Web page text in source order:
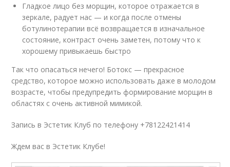
Гладкое лицо без морщин, которое отражается в
зеркале, радует нас — и когда после отмены
ботулинотерапии всё возвращается в изначальное
состояние, контраст очень заметен, потому что к
хорошему привыкаешь быстро
Так что опасаться нечего! Ботокс — прекрасное
средство, которое можно использовать даже в молодом
возрасте, чтобы предупредить формирование морщин в
областях с очень активной мимикой.
Запись в Эстетик Клуб по телефону +78122421414
Ждем вас в Эстетик Клубе!